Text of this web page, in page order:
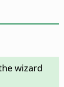
wizard